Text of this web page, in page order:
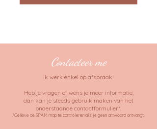
Contacteer me
Ik werk enkel op afspraak!
Heb je vragen of wens je meer informatie,
dan kan je steeds gebruik maken van het
onderstaande contactformulier*.
*Gelieve de SPAM map te controleren als je geen antwoord ontvangt.